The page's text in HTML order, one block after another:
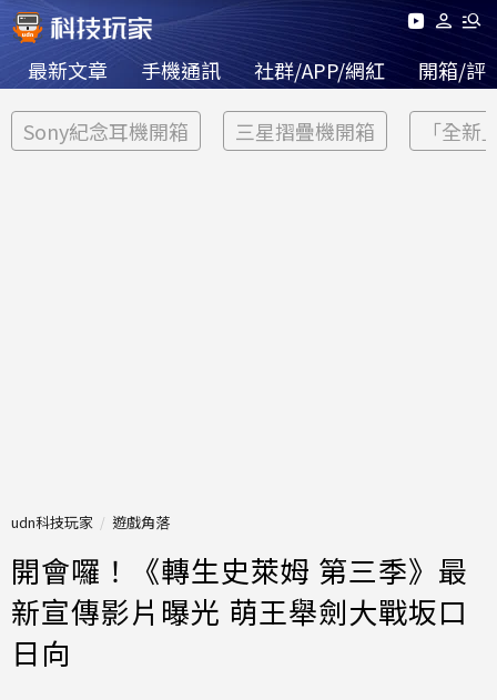
最新文章 手機通訊 社群/APP/網紅 開箱/評
Sony紀念耳機開箱 三星摺疊機開箱 「全新
udn科技玩家 遊戲角落
開會囉！《轉生史萊姆 第三季》最
新宣傳影片曝光 萌王舉劍大戰坂口
日向